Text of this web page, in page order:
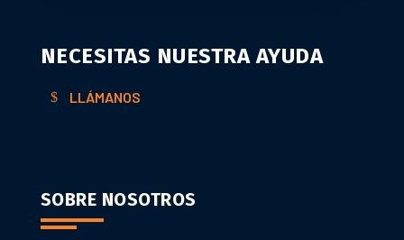
NECESITAS NUESTRA AYUDA
LLÁMANOS
SOBRE NOSOTROS